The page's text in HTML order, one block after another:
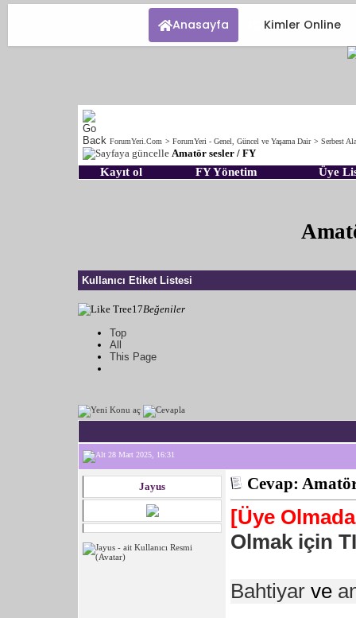
Anasayfa Kimler Online
ForumYeri.Com > ForumYeri - Genel, Güncel ve Yaşama Dair > Serbest
Amatör sesler / FY
Kayıt ol FY Yönetim Üye
Kullanıcı Etiket Listesi
17Beğeniler
Top
All
This Page
28 Mart 2025, 16:31
Jayus Cevap:
[Üye
Olmak için
Bahtiyar ve